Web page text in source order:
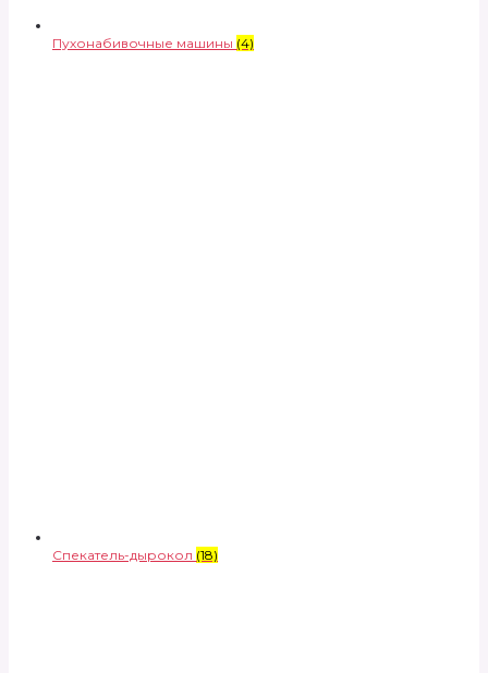
Пухонабивочные машины (4)
Спекатель-дырокол (18)